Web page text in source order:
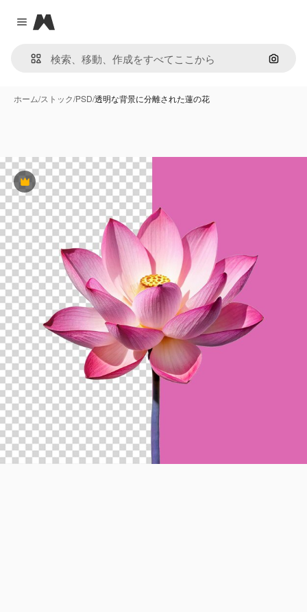
Close menu
Magnific
画像で
ホーム/ストック/PSD/透明な背景に分離された蓮の花
Premium